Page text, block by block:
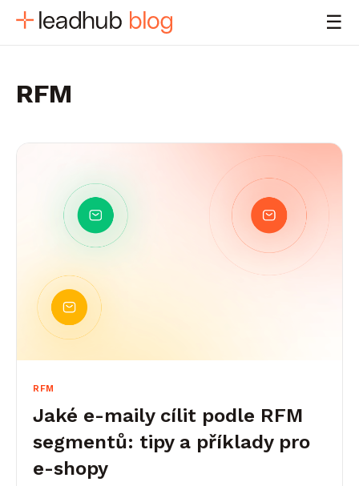
☰
RFM
RFM
Jaké e-maily cílit podle RFM
segmentů: tipy a příklady pro
e-shopy